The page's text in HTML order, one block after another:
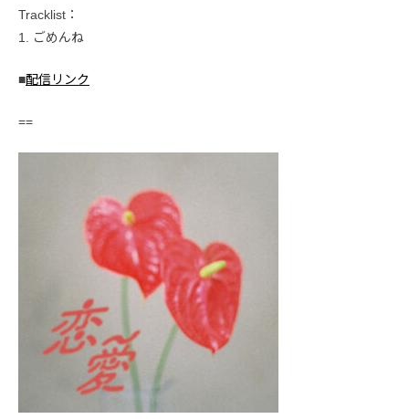
Tracklist：
1. ごめんね
■配信リンク
==